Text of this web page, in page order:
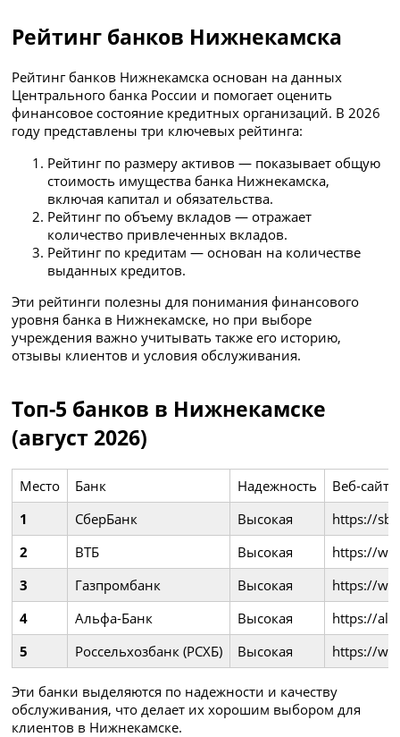
Рейтинг банков Нижнекамска
Рейтинг банков Нижнекамска основан на данных
Центрального банка России и помогает оценить
финансовое состояние кредитных организаций. В 2026
году представлены три ключевых рейтинга:
Рейтинг по размеру активов — показывает общую
стоимость имущества банка Нижнекамска,
включая капитал и обязательства.
Рейтинг по объему вкладов — отражает
количество привлеченных вкладов.
Рейтинг по кредитам — основан на количестве
выданных кредитов.
Эти рейтинги полезны для понимания финансового
уровня банка в Нижнекамске, но при выборе
учреждения важно учитывать также его историю,
отзывы клиентов и условия обслуживания.
Топ-5 банков в Нижнекамске
(август 2026)
Место Банк Надежность
Веб-сайт
1
СберБанк Высокая
https://
2
ВТБ Высокая
https://
3
Газпромбанк Высокая
https://
4
Альфа-Банк Высокая
https://
5
Россельхозбанк (РСХБ) Высокая https://
Эти банки выделяются по надежности и качеству
обслуживания, что делает их хорошим выбором для
клиентов в Нижнекамске.